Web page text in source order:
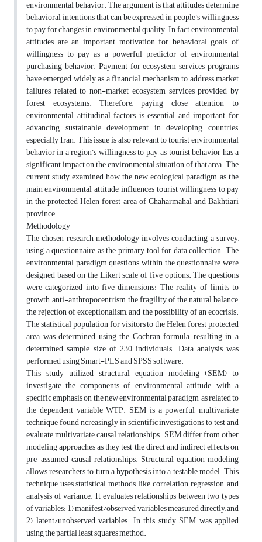
environmental behavior. The argument is that attitudes determine
behavioral intentions that can be expressed in people's willingness
to pay for changes in environmental quality. In fact, environmental
attitudes are an important motivation for behavioral goals of
willingness to pay as a powerful predictor of environmental
purchasing behavior. Payment for ecosystem services programs
have emerged widely as a financial mechanism to address market
failures related to non-market ecosystem services provided by
forest ecosystems. Therefore, paying close attention to
environmental attitudinal factors is essential and important for
advancing sustainable development in developing countries,
especially Iran. This issue is also relevant to tourist environmental
behavior in a region’s willingness to pay, as tourist behavior has a
significant impact on the environmental situation of that area. The
current study examined how the new ecological paradigm, as the
main environmental attitude, influences tourist willingness to pay
in the protected Helen forest area of Chaharmahal and Bakhtiari
province.
Methodology
The chosen research methodology involves conducting a survey,
using a questionnaire as the primary tool for data collection. The
environmental paradigm questions within the questionnaire were
designed based on the Likert scale of five options. The questions
were categorized into five dimensions: The reality of limits to
growth, anti-anthropocentrism, the fragility of the natural balance,
the rejection of exceptionalism, and the possibility of an ecocrisis.
The statistical population for visitors to the Helen forest protected
area was determined using the Cochran formula, resulting in a
determined sample size of 230 individuals. Data analysis was
performed using Smart-PLS and SPSS software.
This study utilized structural equation modeling (SEM) to
investigate the components of environmental attitude, with a
specific emphasis on the new environmental paradigm, as related to
the dependent variable WTP. SEM is a powerful, multivariate
technique found ncreasingly in scientific investigations to test and
evaluate multivariate causal relationships. SEM differ from other
modeling approaches as they test the direct and indirect effects on
pre-assumed causal relationships. Structural equation modeling
allows researchers to turn a hypothesis into a testable model. This
technique uses statistical methods like correlation, regression, and
analysis of variance. It evaluates relationships between two types
of variables: 1) manifest/observed variables measured directly, and
2) latent/unobserved variables. In this study SEM was applied
using the partial least squares method.